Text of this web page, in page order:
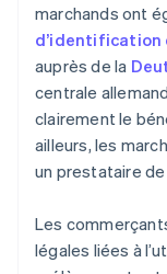
marchands ont
d’identification
auprès de la
centrale
clairement le
ailleurs, les
un prestataire
Les
légales liées à